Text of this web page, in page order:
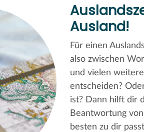
Ausland!
Für einen
also zwischen
und vielen
entscheiden?
ist? Dann hilft dir
Beantwortung
besten zu dir